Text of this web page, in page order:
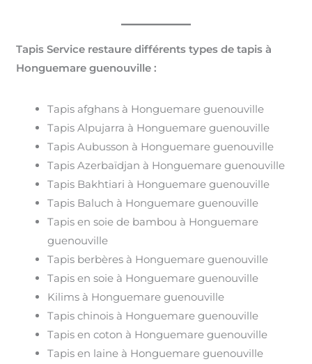
Tapis Service restaure différents types de tapis à
Honguemare guenouville :
Tapis afghans à Honguemare guenouville
Tapis Alpujarra à Honguemare guenouville
Tapis Aubusson à Honguemare guenouville
Tapis Azerbaïdjan à Honguemare guenouville
Tapis Bakhtiari à Honguemare guenouville
Tapis Baluch à Honguemare guenouville
Tapis en soie de bambou à Honguemare
guenouville
Tapis berbères à Honguemare guenouville
Tapis en soie à Honguemare guenouville
Kilims à Honguemare guenouville
Tapis chinois à Honguemare guenouville
Tapis en coton à Honguemare guenouville
Tapis en laine à Honguemare guenouville